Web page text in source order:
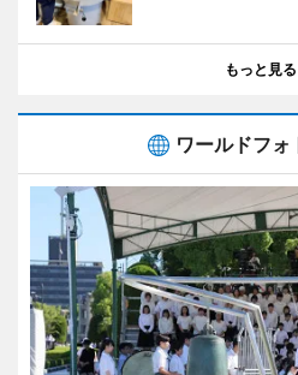
もっと見る
ワールドフォ